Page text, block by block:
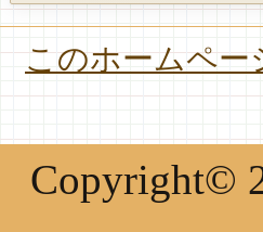
このホームペー
Copyright©